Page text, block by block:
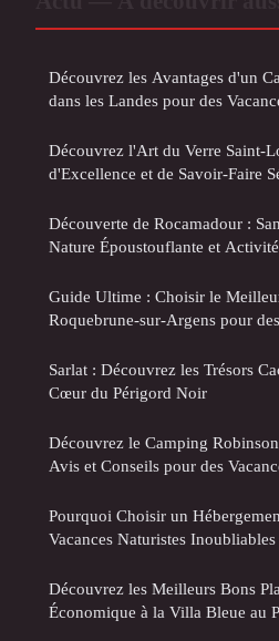
Découvrez les Avantages d'un
dans les Landes pour des
Découvrez l'Art du Verre Saint-
d'Excellence et de Savoir-Faire
Découverte de Rocamadour :
Nature Époustouflante et
Guide Ultime : Choisir le
Roquebrune-sur-Argens pour
Sarlat : Découvrez les Trésors
Cœur du Périgord Noir
Découvrez le Camping
Avis et Conseils pour des
Pourquoi Choisir un
Vacances Naturistes Inoubliables
Découvrez les Meilleurs Bons
Économique à la Villa Bleue au